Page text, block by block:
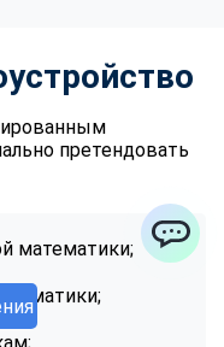
претендовать
математики;